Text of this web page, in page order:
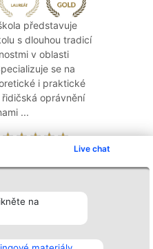
Live chat
na
představuje
s dlouhou tradicí
v oblasti
se na
i praktické
oprávnění
...
všech